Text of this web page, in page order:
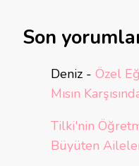
Son
Deniz - Özel
Mısın
Tilki'nin
Büyüten